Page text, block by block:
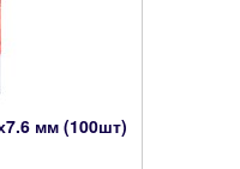
мм (100шт)